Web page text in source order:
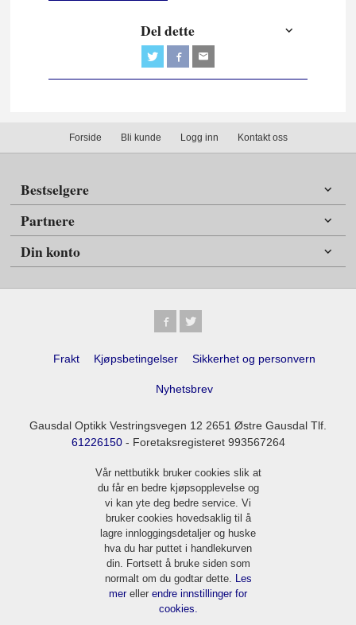
Del dette
Forside Bli kunde Logg inn Kontakt oss
Bestselgere
Partnere
Din konto
Frakt Kjøpsbetingelser Sikkerhet og personvern
Nyhetsbrev
Gausdal Optikk Vestringsvegen 12 2651 Østre Gausdal Tlf.
61226150- Foretaksregisteret 993567264
Vår nettbutikk bruker cookies slik at
du får en bedre kjøpsopplevelse og
vi kan yte deg bedre service. Vi
bruker cookies hovedsaklig til å
lagre innloggingsdetaljer og huske
hva du har puttet i handlekurven
din. Fortsett å bruke siden som
normalt om du godtar dette. Les
mer eller endre innstillinger for
cookies.